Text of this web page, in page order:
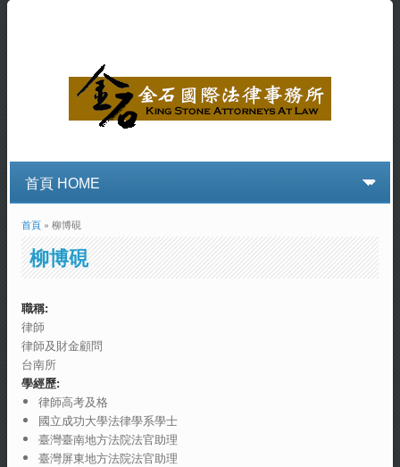
您在這裡
首頁» 柳博硯
柳博硯
職稱:
律師
律師及財金顧問
台南所
學經歷:
律師高考及格
國立成功大學法律學系學士
臺灣臺南地方法院法官助理
臺灣屏東地方法院法官助理